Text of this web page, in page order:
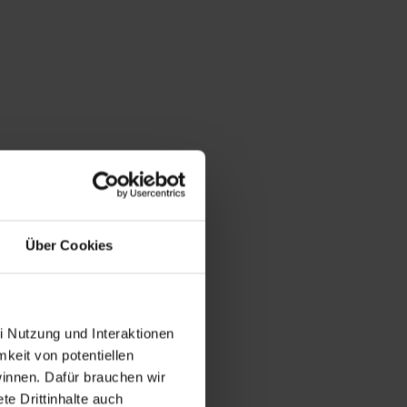
Über Cookies
Nutzung und Interaktionen
von potentiellen
Dafür brauchen wir
Drittinhalte auch